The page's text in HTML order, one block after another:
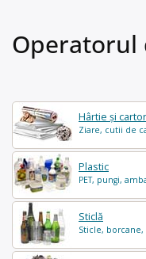
Operatorul
Hârtie și
Ziare, cutii de
Plastic
PET, pungi,
Sticlă
Sticle, borcane,